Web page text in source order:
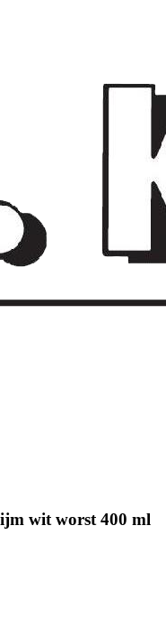
wit worst 400 ml